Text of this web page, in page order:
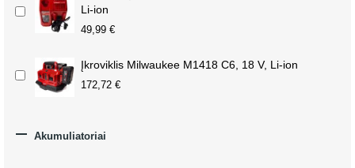
Li-ion
49,99 €
Įkroviklis Milwaukee M1418 C6, 18 V, Li-ion
172,72 €
 Akumuliatoriai